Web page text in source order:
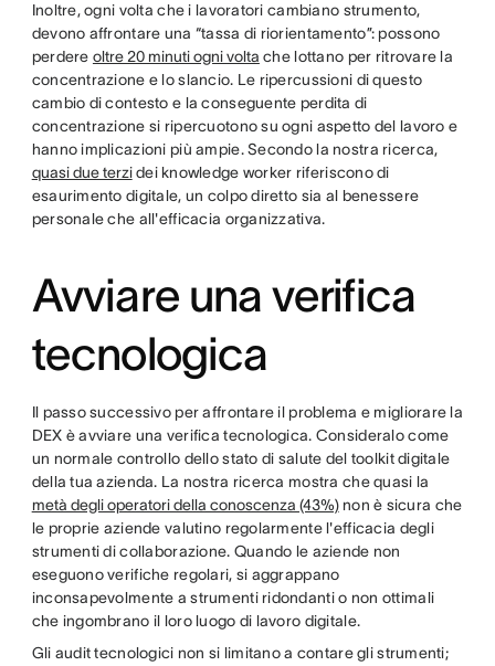
Inoltre, ogni volta che i lavoratori cambiano strumento,
devono affrontare una “tassa di riorientamento”: possono
perdere oltre 20 minuti ogni volta che lottano per ritrovare la
concentrazione e lo slancio. Le ripercussioni di questo
cambio di contesto e la conseguente perdita di
concentrazione si ripercuotono su ogni aspetto del lavoro e
hanno implicazioni più ampie. Secondo la nostra ricerca,
quasi due terzidei knowledge worker riferiscono di
esaurimento digitale, un colpo diretto sia al benessere
personale che all'efficacia organizzativa.
Avviare una verifica
tecnologica
Il passo successivo per affrontare il problema e migliorare la
DEX è avviare una verifica tecnologica. Consideralo come
un normale controllo dello stato di salute del toolkit digitale
della tua azienda. La nostra ricerca mostra che quasi la
metà degli operatori della conoscenza (43%)non è sicura che
le proprie aziende valutino regolarmente l'efficacia degli
strumenti di collaborazione. Quando le aziende non
eseguono verifiche regolari, si aggrappano
inconsapevolmente a strumenti ridondanti o non ottimali
che ingombrano il loro luogo di lavoro digitale.
Gli audit tecnologici non si limitano a contare gli strumenti;